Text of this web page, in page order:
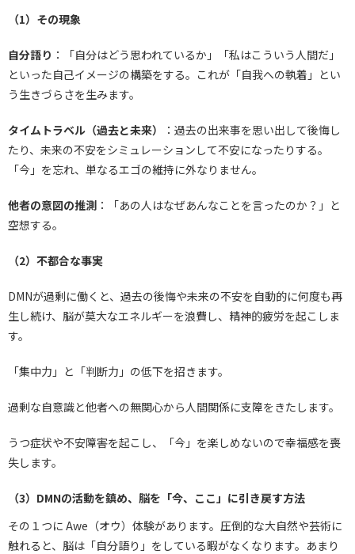
（1）その現象
自分語り ：「自分はどう思われているか」「私はこういう人間だ」
といった自己イメージの構築をする。これが「自我への執着」とい
う生きづらさを生みます。
タイムトラベル（過去と未来）
：過去の出来事を思い出して後悔し
たり、未来の不安をシミュレーションして不安になったりする。
「今」を忘れ、単なるエゴの維持に外なりません。
他者の意図の推測 ：「あの人はなぜあんなことを言ったのか？」と
空想する。
（2）不都合な事実
DMNが過剰に働くと、過去の後悔や未来の不安を自動的に何度も再
生し続け、脳が莫大なエネルギーを浪費し、精神的疲労を起こしま
す。
「集中力」と「判断力」の低下を招きます。
過剰な自意識と他者への無関心から人間関係に支障をきたします。
うつ症状や不安障害を起こし、「今」を楽しめないので幸福感を喪
失します。
（3）DMNの活動を鎮め、脳を「今、ここ」に引き戻す方法
その１つに Awe（オウ）体験があります。圧倒的な大自然や芸術に
触れると、脳は「自分語り」をしている暇がなくなります。あまり